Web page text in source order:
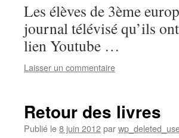
Les élèves de 3ème
journal télévisé qu’ils
lien Youtube …
Laisser un commentaire
Retour des livres
Publié le8 juin 2012par